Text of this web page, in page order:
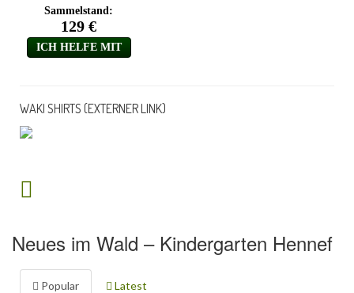
WAKI SHIRTS (EXTERNER LINK)
Neues im Wald – Kindergarten Hennef
Popular Latest